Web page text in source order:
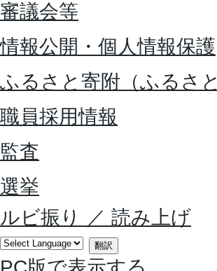
審議会等
情報公開・個人情報保護
ふるさと寄附（ふるさと
職員採用情報
監査
選挙
ルビ振り
／ 読み上げ
翻訳